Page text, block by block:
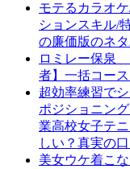
モテるカラオ
ションスキル/
の廉価版のネ
ロミレー保泉
者】一括コー
超効率練習で
ポジショニン
業高校女子テ
しい？真実の口
美女ウケ着こ